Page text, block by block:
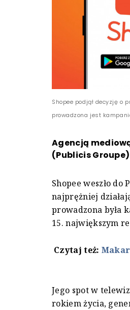
Shopee podjął decyzję o
prowadzona jest
Agencją
(Publicis
Shopee weszło do
najprężniej
prowadzona była
15. największym
Czytaj też:
Jego spot w
rokiem życia,